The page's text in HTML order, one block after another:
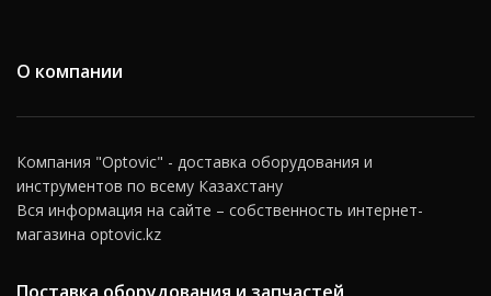
О компании
Компания "Optovic" - доставка оборудования и
инструментов по всему Казахстану
Вся информация на сайте – собственность интернет-
магазина optovic.kz